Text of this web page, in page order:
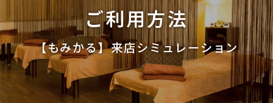
ご利用方法
【もみかる】来店シミュレーション